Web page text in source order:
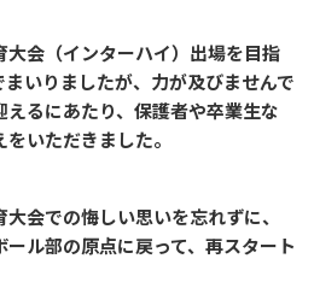
会（インターハイ）出場を目指
いりましたが、力が及びませんで
えるにあたり、保護者や卒業生な
いただきました。
会での悔しい思いを忘れずに、
ル部の原点に戻って、再スタート